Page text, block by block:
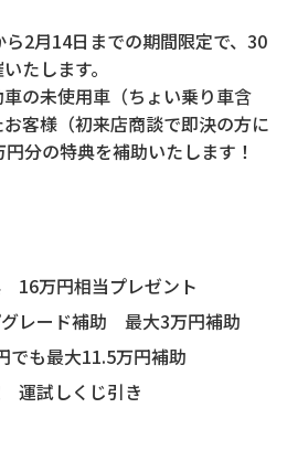
2月14日までの期間限定で、30
たします。
の未使用車（ちょい乗り車含
客様（初来店商談で即決の方に
分の特典を補助いたします！
16万円相当プレゼント
レード補助 最大3万円補助
も最大11.5万円補助
運試しくじ引き